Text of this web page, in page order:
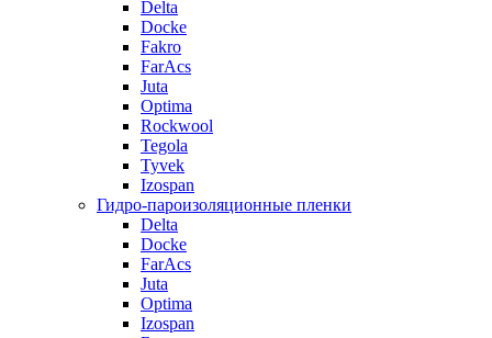
Delta
Docke
Fakro
FarAcs
Juta
Optima
Rockwool
Tegola
Tyvek
Izospan
Гидро-пароизоляционные пленки
Delta
Docke
FarAcs
Juta
Optima
Izospan